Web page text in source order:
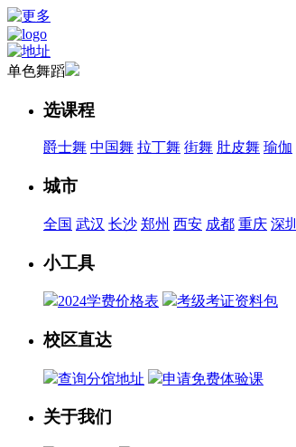
单色舞蹈
选课程
爵士舞 中国舞 拉丁舞 街舞 肚皮舞 瑜伽
城市
全国 武汉 长沙 郑州 西安 成都 重庆 深圳
小工具
2024学费价格表 考级考证资料包
校区直达
查询分馆地址 申请免费体验课
关于我们